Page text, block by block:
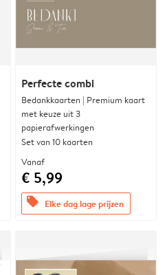
Perfecte combi
Bedankkaarten | Premium kaart
met keuze uit 3
papierafwerkingen
Set van 10 kaarten
Vanaf
€ 5,99
offers Elke dag lage prijzen